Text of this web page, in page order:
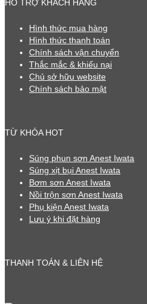
HỖ TRỢ KHÁCH HÀNG
Hình thức mua hàng
Hình thức thanh toán
Chính sách vận chuyển
Thắc mắc & khiếu nại
Chủ sở hữu website
Chính sách bảo mật
TỪ KHÓA HOT
Súng phun sơn Anest Iwata
Súng xịt bụi Anest Iwata
Bơm sơn Anest Iwata
Nồi trộn sơn Anest Iwata
Phụ kiện Anest Iwata
Lưu ý khi đặt hàng
THANH TOÁN & LIÊN HỆ